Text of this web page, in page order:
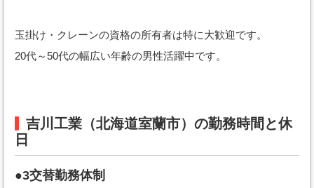
玉掛け・クレーンの資格の所有者は特に大歓迎です。
20代～50代の幅広い年齢の男性活躍中です。
吉川工業（北海道室蘭市）の勤務時間と休
日
●3交替勤務体制